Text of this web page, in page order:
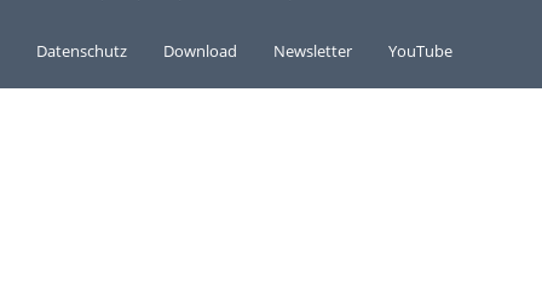
Datenschutz Download Newsletter YouTube